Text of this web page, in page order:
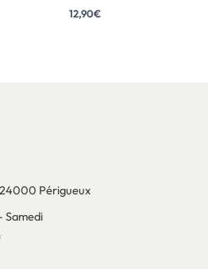
12,90€
Périgueux
Samedi